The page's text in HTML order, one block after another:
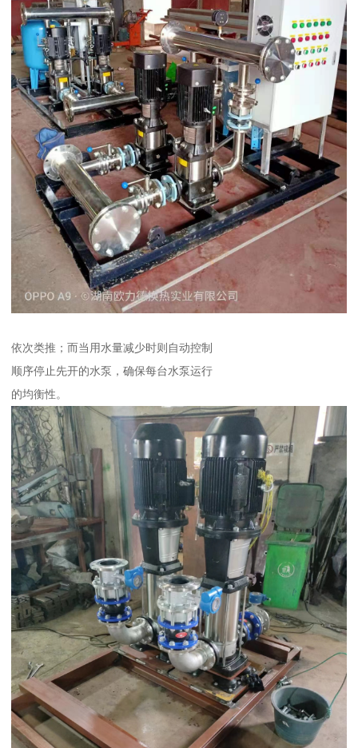
依次类推；而当用水量减少时则自动控制
顺序停止先开的水泵，确保每台水泵运行
的均衡性。